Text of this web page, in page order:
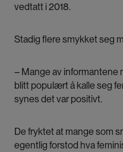
vedtatt i 2018.
Stadig flere smykket seg
– Mange av informantene
blitt populært å kalle seg
synes det var positivt.
De fryktet at mange som
egentlig forstod hva